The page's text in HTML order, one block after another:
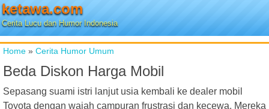
ketawa.com
Cerita Lucu dan Humor Indonesia
Home » Cerita Humor Umum
Beda Diskon Harga Mobil
Sepasang suami istri lanjut usia kembali ke dealer mobil
Toyota dengan wajah campuran frustrasi dan kecewa. Mereka